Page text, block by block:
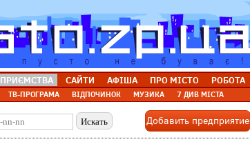
САЙТИ АФІША ПРО МІСТО РОБОТА
ТВ-ПРОГРАМА ВІДПОЧИНОК МУЗИКА 7 ДИВ МІСТА
Добавить предприятие